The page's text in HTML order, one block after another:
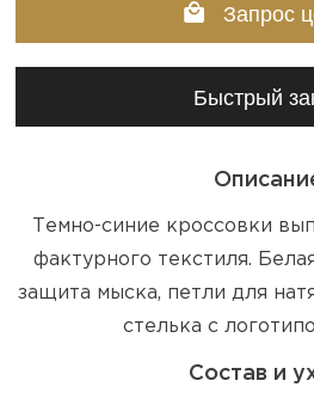
Запрос
Быстрый
Темно-синие кроссовки
фактурного текстиля.
защита мыска, петли для
стелька с
Состав и